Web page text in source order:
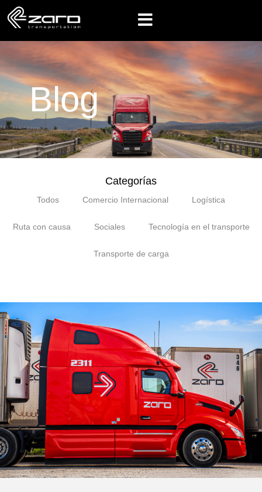
Blog
Categorías
Todos Comercio Internacional Logística
Ruta con causa Sociales Tecnología en el transporte
Transporte de carga